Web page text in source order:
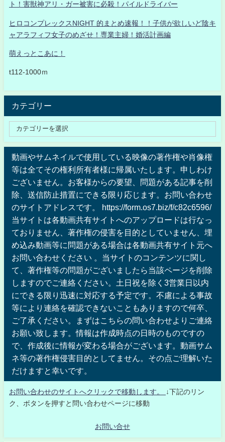
ト！害獣神アリ・ガー被害に必殺！パイルドライバー
ヒロコンプレックスNIGHT 的まとめ速報！！子供が欲しいど陰キ
ャアラフィフ女子のめざせ！専業主婦！婚活計画編
萌えっとこあに！
t112-1000ｍ
カテゴリー
動画やサムネイルで使用している映像の著作権や肖像権
等は全てその権利所有者様に帰属いたします。申しわけ
ございません。お客様からの要望、問題がある記事を削
除、送信防止措置にできる限り応じます。お問い合わせ
のサイトアドレスです。 https://form.os7.biz/f/c82c6596/
当サイトは各動画共有サイトへのアップロードは行なっ
ておりません、著作権の侵害を目的としていません、埋
め込み動画等に問題がある場合は各動画共有サイト元へ
お問い合わせください 。当サイトのコンテンツに関し
て、著作権等の問題がございましたら当該ページを削除
しますのでご連絡ください。土日祝を除く3営業日以内
にできる限り迅速に対応する予定です。不慮による事故
等により連絡を確認できないこともありますので何卒、
ご了承ください。まずはこちらの問い合わせよりご連絡
お願い致します。情報は作成時点の日時のものですの
で、作成後に情報が変わる場合がございます。動画サム
ネ等の著作権侵害目的としてません。その点ご理解いた
だけますと幸いです。
お問い合わせのサイトへクリックで移動します。
↓下記のリン
ク、ボタンを押すと問い合わせページに移動
お問い合せ